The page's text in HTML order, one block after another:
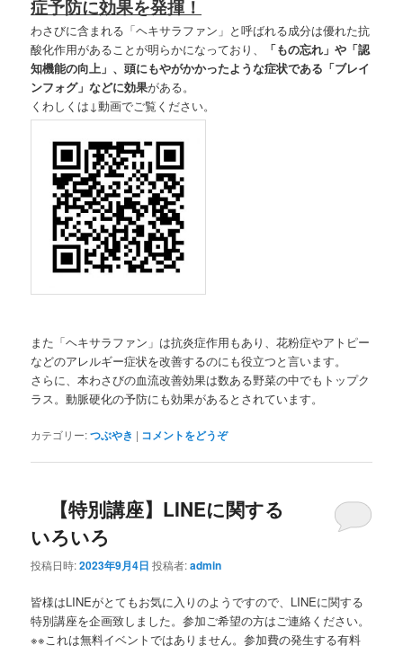
症予防に効果を発揮！
わさびに含まれる「ヘキサラファン」と呼ばれる成分は優れた抗
酸化作用があることが明らかになっており、
「もの忘れ」や「認
知機能の向上」、頭にもやがかかったような症状である「ブレイ
ンフォグ」などに効果がある。
くわしくは↓動画でご覧ください。
また「ヘキサラファン」は抗炎症作用もあり、花粉症やアトピー
などのアレルギー症状を改善するのにも役立つと言います。
さらに、本わさびの血流改善効果は数ある野菜の中でもトップク
ラス。動脈硬化の予防にも効果があるとされています。
カテゴリー:つぶやき | コメントをどうぞ
【特別講座】LINEに関する
いろいろ
投稿日時:2023年9月4日 投稿者:admin
皆様はLINEがとてもお気に入りのようですので、LINEに関する
特別講座を企画致しました。参加ご希望の方はご連絡ください。
※※これは無料イベントではありません。参加費の発生する有料